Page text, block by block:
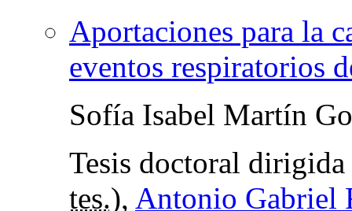
Aportaciones para la
eventos respiratorios
Sofía Isabel Martín
Tesis doctoral
tes.), Antonio Gabriel